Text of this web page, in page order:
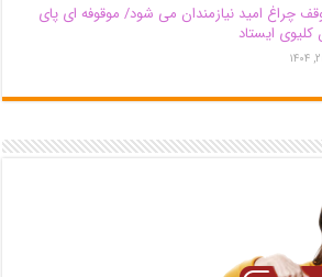
چراغ امید نیازمندان می شود/ موقوفه ای پای
کلیوی ایستاد